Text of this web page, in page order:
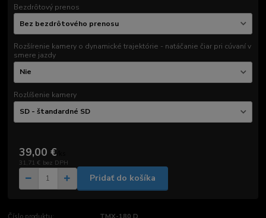
Bezdrôtový prenos
Rozšírenie kamery o dynamické trajektórie - natáčanie čiar pri cúvaní v
smere jazdy
Rozlíšenie kamery
39,00 €
31,71 € bez DPH
Pridať do košíka